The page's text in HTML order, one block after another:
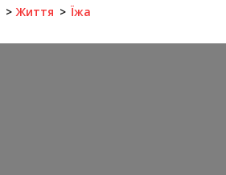
Життя Їжа